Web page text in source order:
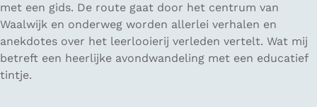
met een gids. De route gaat door het centrum van
Waalwijk en onderweg worden allerlei verhalen en
anekdotes over het leerlooierij verleden vertelt. Wat mij
betreft een heerlijke avondwandeling met een educatief
tintje.